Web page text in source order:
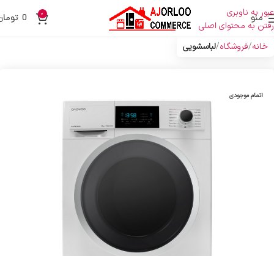
عبور به ناوبری
رفتن به محتوای اصلی
منو 0
0
خانه فروشگاه لباسشویی
اتمام موجودی